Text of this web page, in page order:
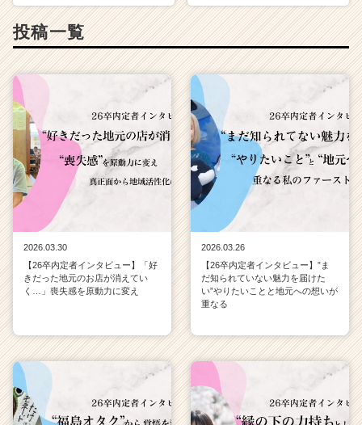
e
投稿一覧
2026.03.30
【26卒内定者インタビュー】「好
きだった地元のお店が消えてい
く…」喪失感を原動力に変え
2026.03.26
【26卒内定者インタビュー】”ま
だ知られていない魅力を届けた
い”やりたいことと地元への想いが
重なる